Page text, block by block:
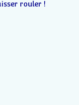
rouler !